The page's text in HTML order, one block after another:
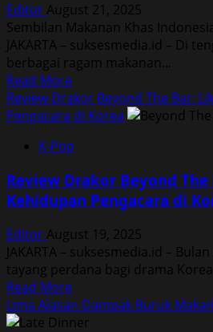
Diabetes
Editor August 21, 2025
Sembilan Makanan Khas
JAKARTA – suksesmedia.id – Di
berbagai ragam makanan...
Read MoreRead
more
about
Makanan
Indonesia
yang
Punah
Review Drakor Beyond The Bar:
Pengacara di Korea
K-Pop
Review Drakor Beyond
Kehidupan Pengacara di
Editor August 19, 2025
JAKARTA – suksesmedia.id –
tayang perdana bagi drama
Read MoreRead
more
about
Lima Alasan Dampak Buruk